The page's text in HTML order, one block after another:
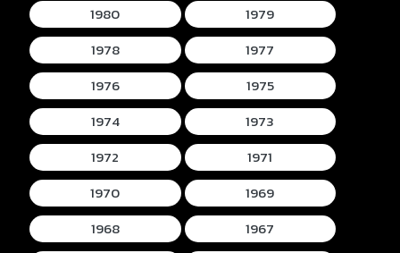
1980
1979
1978
1977
1976
1975
1974
1973
1972
1971
1970
1969
1968
1967